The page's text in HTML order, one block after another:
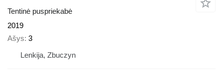
Tentinė puspriekabė
2019
Ašys 3
Lenkija, Zbuczyn